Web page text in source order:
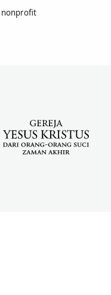
nonprofit